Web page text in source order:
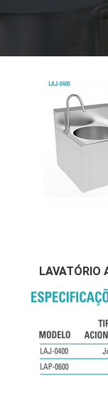
LAVATÓRIO